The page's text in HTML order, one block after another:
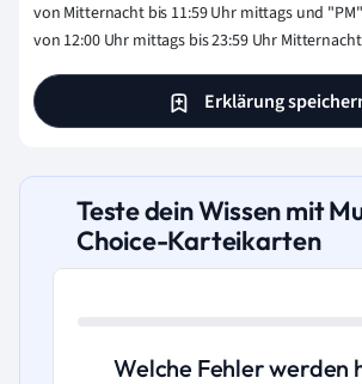
von Mitternacht bis 11:59 Uhr mittags und
von 12:00 Uhr mittags bis 23:59 Uhr
Erklärung
Teste dein Wissen mit
Choice-Karteikarten
Welche Fehler werden